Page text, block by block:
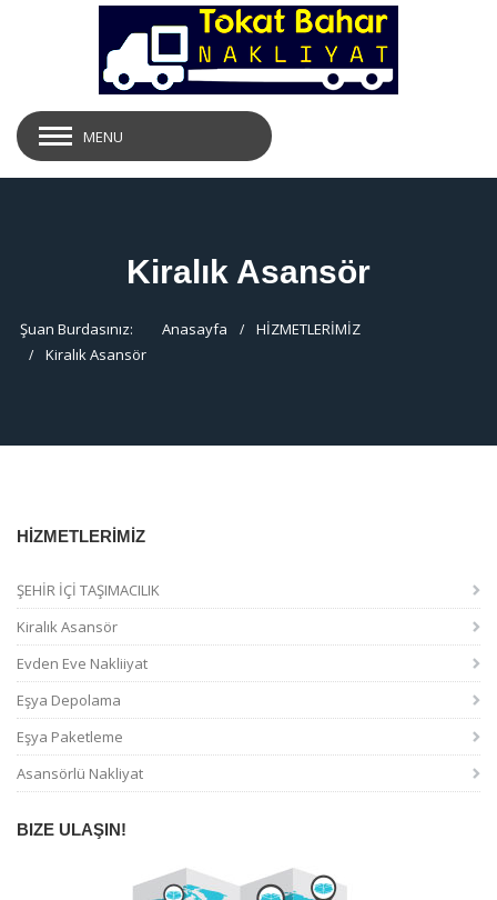
MENU
Kiralık Asansör
Şuan Burdasınız: Anasayfa
HİZMETLERİMİZ
Kiralık Asansör
HİZMETLERİMİZ
ŞEHİR İÇİ TAŞIMACILIK
Kiralık Asansör
Evden Eve Nakliiyat
Eşya Depolama
Eşya Paketleme
Asansörlü Nakliyat
BIZE ULAŞIN!